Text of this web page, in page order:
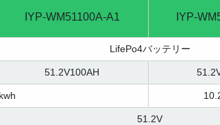
IYP-WM51100A-A1 IYP-
LifePo4バッテリー
51.2V100AH
51.2V